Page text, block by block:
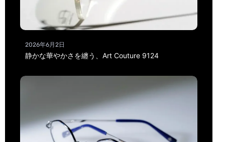
2026年6月2日
静かな華やかさを纏う、Art Couture 9124